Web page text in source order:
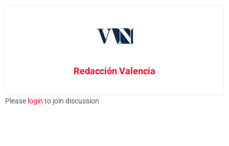
Redacción Valencia
Please login to join discussion